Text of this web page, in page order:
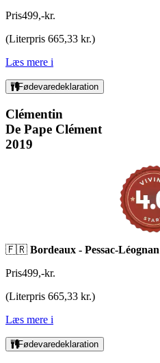
Pris499,-kr.
(Literpris 665,33 kr.)
Læs mere i
Fødevaredeklaration
Clémentin
De Pape Clément
2019
🇫🇷 Bordeaux - Pessac-Léognan
Pris499,-kr.
(Literpris 665,33 kr.)
Læs mere i
Fødevaredeklaration